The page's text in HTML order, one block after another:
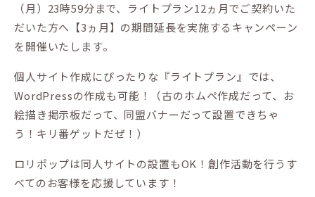
（月）23時59分まで、ライトプラン12ヵ月でご契約いた
だいた方へ【3ヵ月】の期間延長を実施するキャンペーン
を開催いたします。
個人サイト作成にぴったりな『ライトプラン』では、
WordPressの作成も可能！（古のホムペ作成だって、お
絵描き掲示板だって、同盟バナーだって設置できちゃ
う！キリ番ゲットだぜ！）
ロリポップは同人サイトの設置もOK！創作活動を行うす
べてのお客様を応援しています！